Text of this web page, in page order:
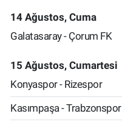
14 Ağustos, Cuma
Galatasaray - Çorum FK
15 Ağustos, Cumartesi
Konyaspor - Rizespor
Kasımpaşa - Trabzonspor